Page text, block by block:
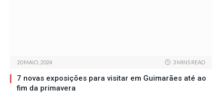
20 MAIO, 2024 3 MINS READ
7 novas exposições para visitar em Guimarães até ao
fim da primavera